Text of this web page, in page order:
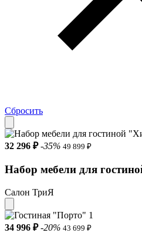
Сбросить
32 296 ₽ -35% 49 899 ₽
Набор мебели для
Салон ТриЯ
34 996 ₽ -20% 43 699 ₽